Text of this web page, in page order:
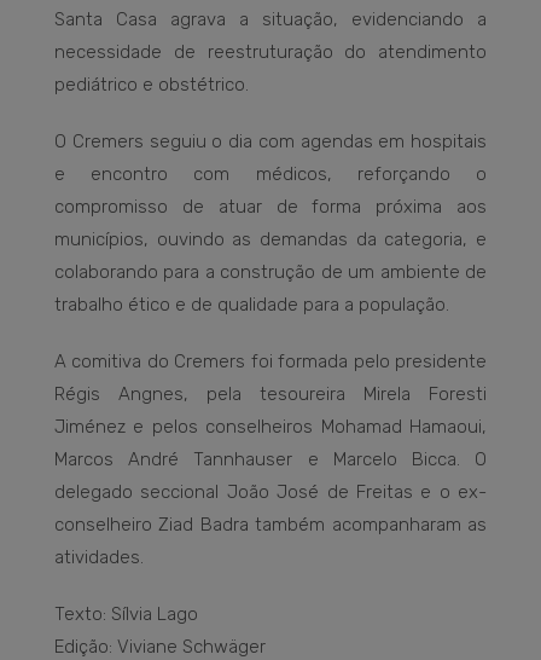
Santa Casa agrava a situação, evidenciando a
necessidade de reestruturação do atendimento
pediátrico e obstétrico.
O Cremers seguiu o dia com agendas em hospitais
e encontro com médicos, reforçando o
compromisso de atuar de forma próxima aos
municípios, ouvindo as demandas da categoria, e
colaborando para a construção de um ambiente de
trabalho ético e de qualidade para a população.
A comitiva do Cremers foi formada pelo presidente
Régis Angnes, pela tesoureira Mirela Foresti
Jiménez e pelos conselheiros Mohamad Hamaoui,
Marcos André Tannhauser e Marcelo Bicca. O
delegado seccional João José de Freitas e o ex-
conselheiro Ziad Badra também acompanharam as
atividades.
Texto: Sílvia Lago
Edição: Viviane Schwäger